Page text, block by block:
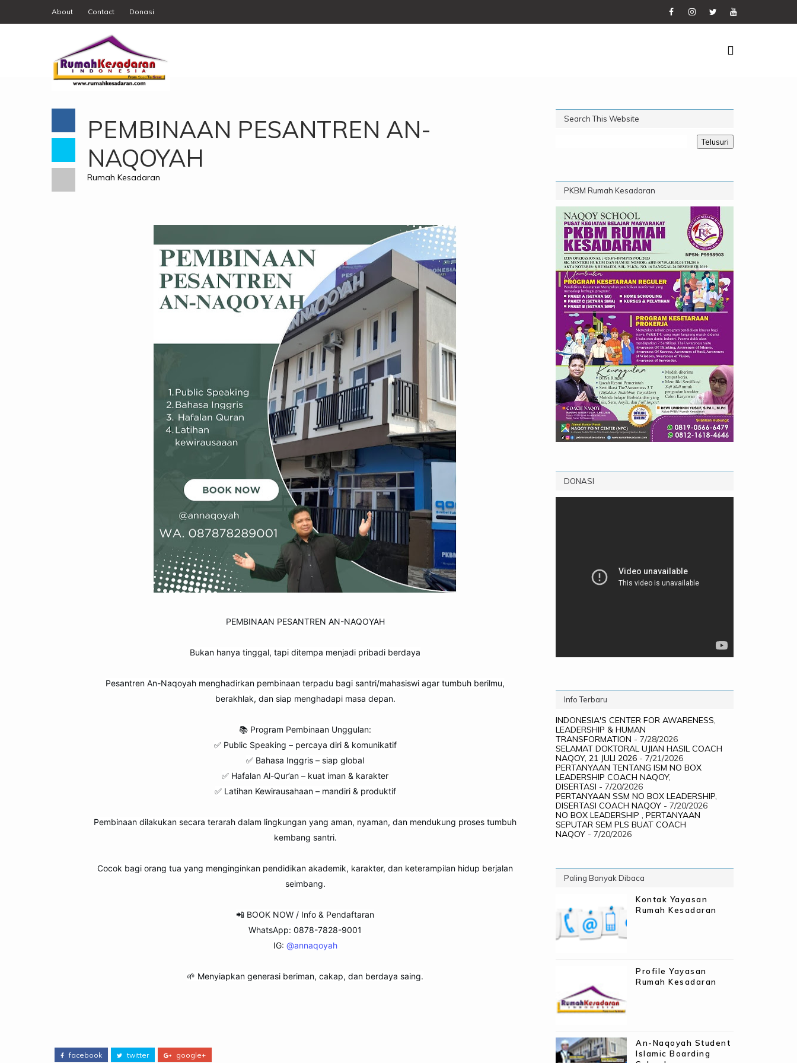
About Contact Donasi
PEMBINAAN PESANTREN AN-
NAQOYAH
Rumah Kesadaran
PEMBINAAN PESANTREN AN-NAQOYAH
Bukan hanya tinggal, tapi ditempa menjadi pribadi berdaya
Pesantren An-Naqoyah menghadirkan pembinaan terpadu bagi santri/mahasiswi agar tumbuh berilmu,
berakhlak, dan siap menghadapi masa depan.
📚 Program Pembinaan Unggulan:
✅ Public Speaking – percaya diri & komunikatif
✅ Bahasa Inggris – siap global
✅ Hafalan Al-Qur’an – kuat iman & karakter
✅ Latihan Kewirausahaan – mandiri & produktif
Pembinaan dilakukan secara terarah dalam lingkungan yang aman, nyaman, dan mendukung proses tumbuh
kembang santri.
Cocok bagi orang tua yang menginginkan pendidikan akademik, karakter, dan keterampilan hidup berjalan
seimbang.
📲 BOOK NOW / Info & Pendaftaran
WhatsApp: 0878-7828-9001
IG: @annaqoyah
🌱 Menyiapkan generasi beriman, cakap, dan berdaya saing.
facebook twitter google+
Search This Website
PKBM Rumah Kesadaran
DONASI
Info Terbaru
INDONESIA'S CENTER FOR AWARENESS,
LEADERSHIP & HUMAN
TRANSFORMATION - 7/28/2026
SELAMAT DOKTORAL UJIAN HASIL COACH
NAQOY, 21 JULI 2026 - 7/21/2026
PERTANYAAN TENTANG ISM NO BOX
LEADERSHIP COACH NAQOY,
DISERTASI - 7/20/2026
PERTANYAAN SSM NO BOX LEADERSHIP,
DISERTASI COACH NAQOY - 7/20/2026
NO BOX LEADERSHIP , PERTANYAAN
SEPUTAR SEM PLS BUAT COACH
NAQOY - 7/20/2026
Paling Banyak Dibaca
Kontak Yayasan
Rumah Kesadaran
Profile Yayasan
Rumah Kesadaran
An-Naqoyah Student
Islamic Boarding